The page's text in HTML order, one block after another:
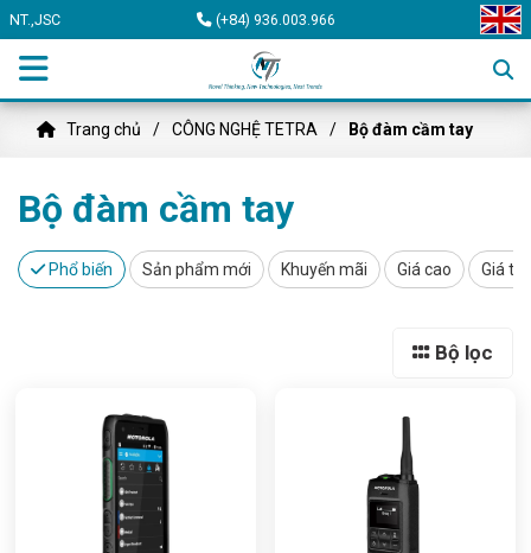
NT.,JSC (+84) 936.003.966
Trang chủ CÔNG NGHỆ TETRA Bộ đàm cầm tay
Bộ đàm cầm tay
Phổ biến Sản phẩm mới Khuyến mãi Giá cao Giá
Bộ lọc